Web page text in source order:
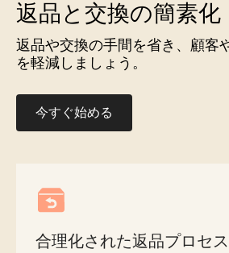
返品と交換の簡素化
返品や交換の手間を省き、顧客
を軽減しましょう。
今すぐ始める
合理化された返品プロセス